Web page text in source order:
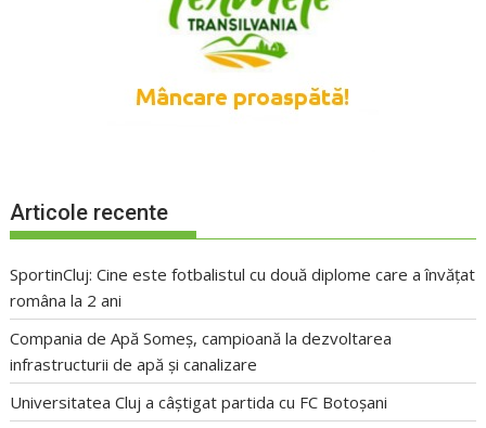
Articole recente
SportinCluj: Cine este fotbalistul cu două diplome care a învățat
româna la 2 ani
Compania de Apă Someș, campioană la dezvoltarea
infrastructurii de apă și canalizare
Universitatea Cluj a câștigat partida cu FC Botoșani